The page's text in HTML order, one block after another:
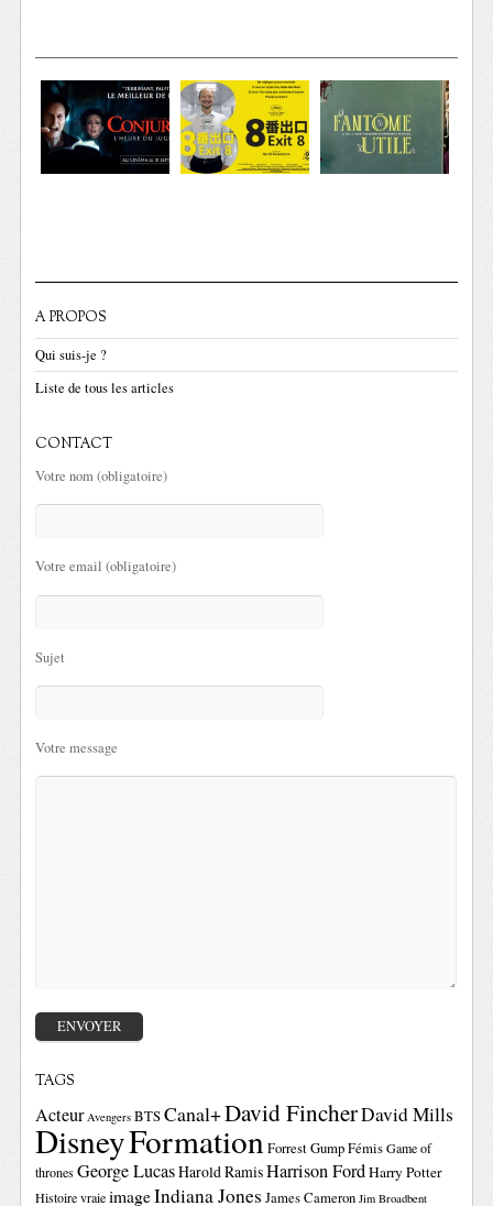
A PROPOS
Qui suis-je ?
Liste de tous les articles
CONTACT
Votre nom (obligatoire)
Votre email (obligatoire)
Sujet
Votre message
TAGS
Acteur Avengers BTSCanal+David FincherDavid Mills
DisneyFormationForrest GumpFémis Game of
thrones George LucasHarold RamisHarrison FordHarry Potter
Histoire vraie imageIndiana Jones James Cameron Jim Broadbent